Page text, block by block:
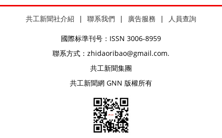
共工新聞社介紹 | 聯系我們 | 廣告服務 | 人員查詢
國際标準刊号：ISSN 3006-8959
聯系方式：zhidaoribao@gmail.com.
共工新聞集團
共工新聞網 GNN 版權所有